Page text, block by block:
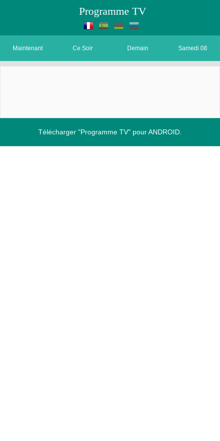
Programme TV
Maintenant Ce Soir Demain Samedi 08
Télécharger "Programme TV" pour ANDROID.